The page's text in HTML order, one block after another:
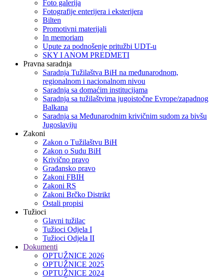
Foto galerija
Fotografije enterijera i eksterijera
Bilten
Promotivni materijali
In memoriam
Upute za podnošenje pritužbi UDT-u
SKY I ANOM PREDMETI
Pravna saradnja
Saradnja Tužilaštva BiH na međunarodnom,
regionalnom i nacionalnom nivou
Saradnja sa domaćim institucijama
Saradnja sa tužilaštvima jugoistočne Evrope/zapadnog
Balkana
Saradnja sa Međunarodnim krivičnim sudom za bivšu
Jugoslaviju
Zakoni
Zakon o Тužilaštvu BiH
Zakon o Sudu BiH
Krivično pravo
Građansko pravo
Zakoni FBIH
Zakoni RS
Zakoni Brčko Distrikt
Ostali propisi
Tužioci
Glavni tužilac
Tužioci Odjela I
Tužioci Odjela II
Dokumenti
OPTUŽNICE 2026
OPTUŽNICE 2025
OPTUŽNICE 2024